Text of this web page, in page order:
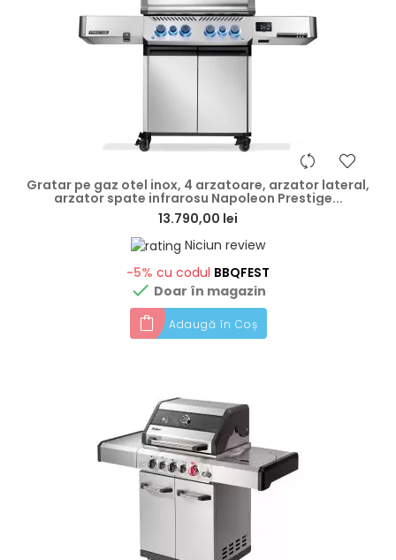
Gratar pe gaz otel inox, 4 arzatoare, arzator lateral,
arzator spate infrarosu Napoleon Prestige...
13.790,00 lei
Niciun review
-5% cu codul BBQFEST
 Doar în magazin
Adaugă în Coș